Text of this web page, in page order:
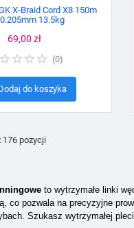
X-Braid Cord X8 150m
13.5kg
Cena
69,00 zł
(0)
do koszyka
176 pozycji
to wytrzymałe linki
co pozwala na precyzyjne
Szukasz wytrzymałej